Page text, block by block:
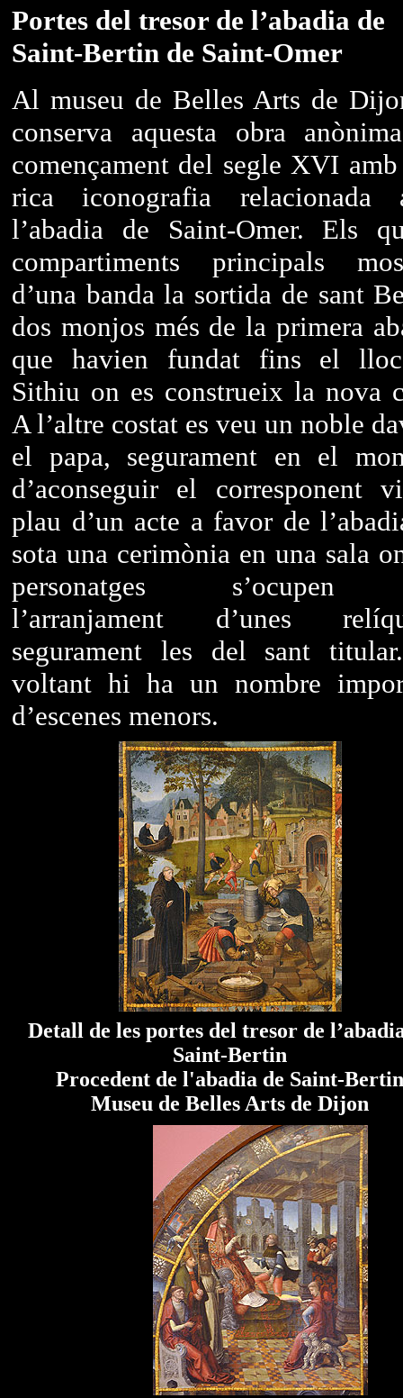
Portes del tresor de l’abadia de
Saint-Bertin de Saint-Omer
Al museu de Belles Arts de
conserva aquesta obra
començament del segle XVI
rica iconografia relacionada
l’abadia de Saint-Omer. Els
compartiments principals
d’una banda la sortida de sant
dos monjos més de la primera
que havien fundat fins el
Sithiu on es construeix la nova
A l’altre costat es veu un noble
el papa, segurament en el
d’aconseguir el corresponent
plau d’un acte a favor de
sota una cerimònia en una sala
personatges s’ocupen
l’arranjament d’unes
segurament les del sant
voltant hi ha un nombre
d’escenes menors.
Detall de les portes del tresor de
Saint-Bertin
Procedent de l'abadia de Saint-Bertin
Museu de Belles Arts de Dijon